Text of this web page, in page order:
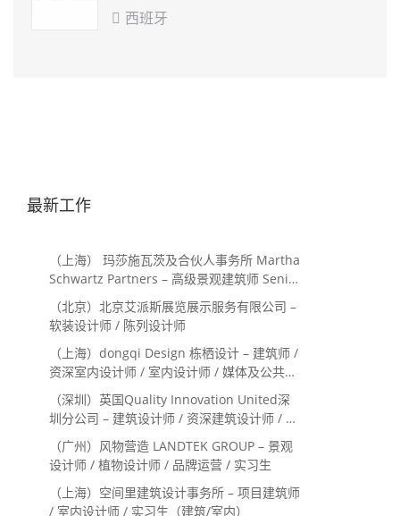
 西班牙
最新工作
（上海） 玛莎施瓦茨及合伙人事务所 Martha
Schwartz Partners – 高级景观建筑师 Senior
Landscape Designer / 景观建筑师
Landscape Designer
（北京）北京艾派斯展览展示服务有限公司 –
软装设计师 / 陈列设计师
（上海）dongqi Design 栋栖设计 – 建筑师 /
资深室内设计师 / 室内设计师 / 媒体及公共关
系主管 / 设计实习生（常年招聘）
（深圳）英国Quality Innovation United深
圳分公司 – 建筑设计师 / 资深建筑设计师 / 室
内设计师 / 设计实习生
（广州）风物营造 LANDTEK GROUP – 景观
设计师 / 植物设计师 / 品牌运营 / 实习生
（上海）空间里建筑设计事务所 – 项目建筑师
/ 室内设计师 / 实习生（建筑/室内）